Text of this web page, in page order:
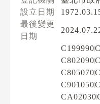
設立日期
最後變更
日期
C199990
C802090
C805070
C901050
CA02030